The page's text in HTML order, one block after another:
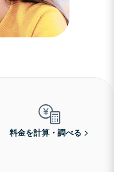
料金を計算・調べる